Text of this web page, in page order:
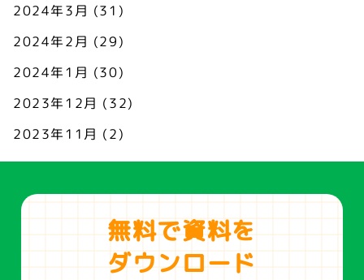
2024年3月 (31)
2024年2月 (29)
2024年1月 (30)
2023年12月 (32)
2023年11月 (2)
無料で資料を
ダウンロード